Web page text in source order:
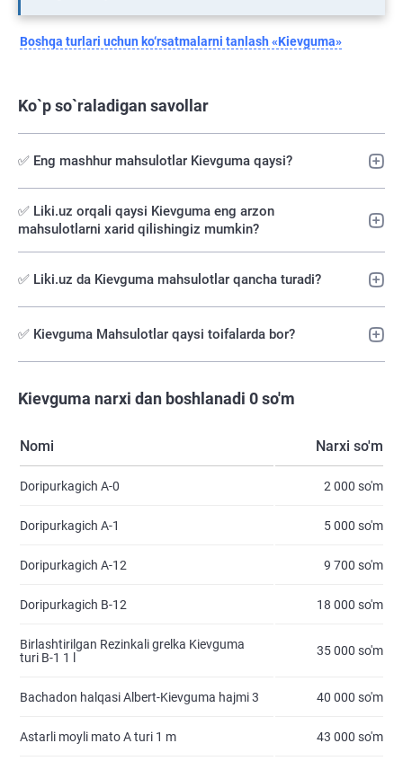
Boshqa turlari uchun ko‘rsatmalarni tanlash «Kievguma»
Ko`p so`raladigan savollar
✅ Eng mashhur mahsulotlar Kievguma qaysi?
✅️ Liki.uz orqali qaysi Kievguma eng arzon
mahsulotlarni xarid qilishingiz mumkin?
✅ Liki.uz da Kievguma mahsulotlar qancha turadi?
✅ Kievguma Mahsulotlar qaysi toifalarda bor?
Kievguma narxi dan boshlanadi 0 so'm
Nomi Narxi so'm
Doripurkagich A-0 2 000 so'm
Doripurkagich A-1 5 000 so'm
Doripurkagich A-12 9 700 so'm
Doripurkagich B-12 18 000 so'm
Birlashtirilgan Rezinkali grelka Kievguma
turi B-1 1 l
35 000 so'm
Bachadon halqasi Albert-Kievguma hajmi 3 40 000 so'm
Astarli moyli mato A turi 1 m 43 000 so'm